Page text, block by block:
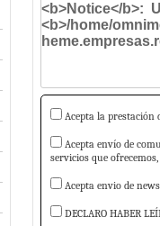
Acepta la prestación
Acepta envío de
servicios que
Acepta envio de
DECLARO HABER